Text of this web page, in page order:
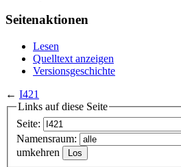
Seitenaktionen
Lesen
Quelltext anzeigen
Versionsgeschichte
← I421
Links auf diese Seite
Seite:
Namensraum:
umkehren